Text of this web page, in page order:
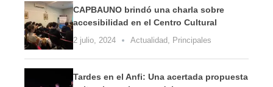
CAPBAUNO brindó una charla sobre
accesibilidad en el Centro Cultural
2 julio, 2024 Actualidad Principales
Tardes en el Anfi: Una acertada propuesta